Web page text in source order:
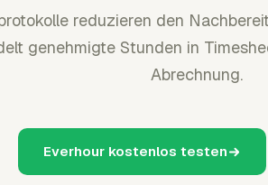
reduzieren den
genehmigte Stunden in
Abrechnung.
Everhour kostenlos testen